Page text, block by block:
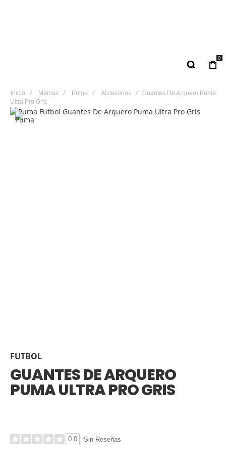
0
Inicio Marcas Puma Accesorios
Guantes De Arquero Puma
Ultra Pro Gris
FUTBOL
GUANTES DE ARQUERO
PUMA ULTRA PRO GRIS
0.0 Sin Reseñas